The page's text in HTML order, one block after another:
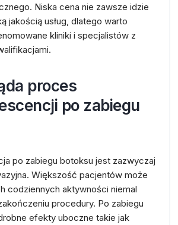
Niska cena nie zawsze idzie
jakością usług, dlatego warto
kliniki i specjalistów z
proces
po zabiegu
po zabiegu botoksu jest zazwyczaj
Większość pacjentów może
codziennych aktywności niemal
procedury. Po zabiegu
efekty uboczne takie jak